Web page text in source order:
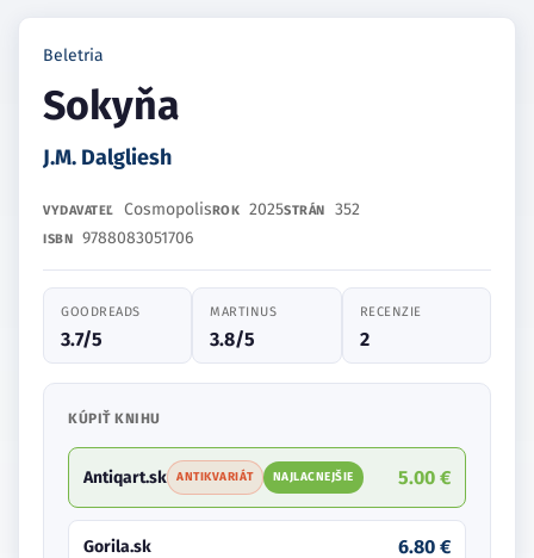
Beletria
Sokyňa
J.M. Dalgliesh
VYDAVATEĽ CosmopolisROK 2025STRÁN 352
ISBN 9788083051706
GOODREADS
3.7/5
MARTINUS
3.8/5
RECENZIE
2
KÚPIŤ KNIHU
Antiqart.sk ANTIKVARIÁT NAJLACNEJŠIE 5.00 €
Gorila.sk 6.80 €